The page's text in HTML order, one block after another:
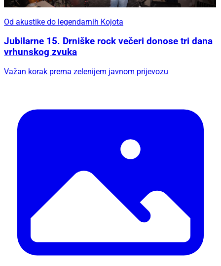
Od akustike do legendarnih Kojota
Jubilarne 15. Drniške rock večeri donose tri dana
vrhunskog zvuka
Važan korak prema zelenijem javnom prijevozu